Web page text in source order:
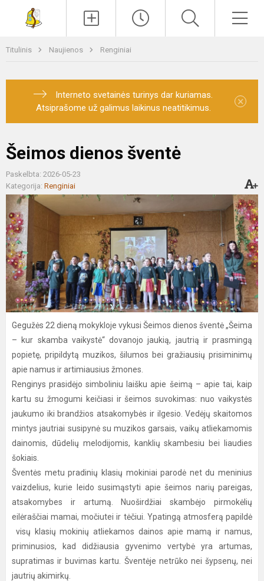
Titulinis Naujienos Renginiai
Interneto svetainės turinys dar kuriamas.
Atsiprašome už galimus laikinus neatitikimus.
×
Šeimos dienos šventė
Paskelbta: 2026-05-23
Kategorija: Renginiai
Gegužės 22 dieną mokykloje vykusi Šeimos dienos šventė „Šeima
– kur skamba vaikystė“ dovanojo jaukią, jautrią ir prasmingą
popietę, pripildytą muzikos, šilumos bei gražiausių prisiminimų
apie namus ir artimiausius žmones.
Renginys prasidėjo simboliniu laišku apie šeimą – apie tai, kaip
kartu su žmogumi keičiasi ir šeimos suvokimas: nuo vaikystės
jaukumo iki brandžios atsakomybės ir ilgesio. Vedėjų skaitomos
mintys jautriai susipynė su muzikos garsais, vaikų atliekamomis
dainomis, dūdelių melodijomis, kanklių skambesiu bei liaudies
šokiais.
Šventės metu pradinių klasių mokiniai parodė net du meninius
vaizdelius, kurie leido susimąstyti apie šeimos narių pareigas,
atsakomybes ir artumą. Nuoširdžiai skambėjo pirmokėlių
eilėraščiai mamai, močiutei ir tėčiui. Ypatingą atmosferą papildė
visų klasių mokinių atliekamos dainos apie mamą ir namus,
priminusios, kad didžiausia gyvenimo vertybė yra artumas,
supratimas ir buvimas kartu. Šventėje netrūko nei šypsenų, nei
jautrių akimirkų.